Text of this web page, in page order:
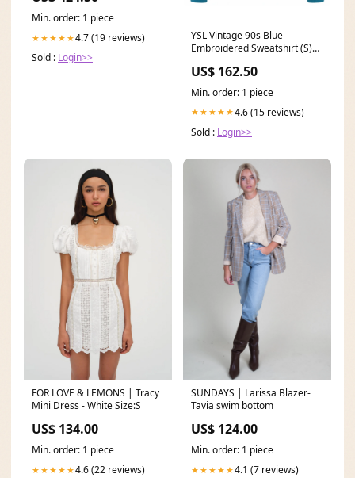
Min. order: 1 piece
★★★★★4.7 (19 reviews)
Sold : Login>>
YSL Vintage 90s Blue
Embroidered Sweatshirt (S)
US$ 162.50
Min. order: 1 piece
★★★★★4.6 (15 reviews)
Sold : Login>>
FOR LOVE & LEMONS | Tracy
Mini Dress - White Size:S
US$ 134.00
Min. order: 1 piece
★★★★★4.6 (22 reviews)
SUNDAYS | Larissa Blazer-
Tavia swim bottom
US$ 124.00
Min. order: 1 piece
★★★★★4.1 (7 reviews)